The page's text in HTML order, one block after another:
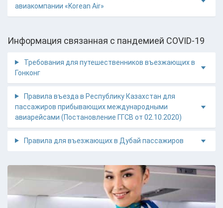
авиакомпании «Korean Air»
Информация связанная с пандемией COVID-19
Требования для путешественников въезжающих в
Гонконг
Правила въезда в Республику Казахстан для
пассажиров прибывающих международными
авиарейсами (Постановление ГГСВ от 02.10.2020)
Правила для въезжающих в Дубай пассажиров